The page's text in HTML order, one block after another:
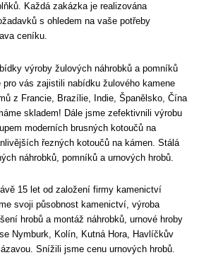
Každá zakázka je realizována
s ohledem na vaše potřeby
ceníku.
výroby žulových náhrobků a pomníků
vás zajistili nabídku žulového kamene
z Francie, Brazílie, Indie, Španělsko, Čína
skladem! Dále jsme zefektivnili výrobu
moderních brusných kotoučů na
řezných kotoučů na kámen. Stálá
náhrobků, pomníků a urnových hrobů.
15 let od založení firmy kamenictví
svoji působnost kamenictví, výroba
hrobů a montáž náhrobků, urnové hroby
Nymburk, Kolín, Kutná Hora, Havlíčkův
Snížili jsme cenu urnových hrobů.